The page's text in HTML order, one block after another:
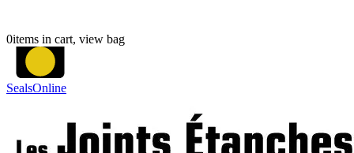
0items in cart, view bag
SealsOnline